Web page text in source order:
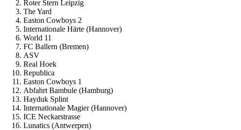
Roter Stern Leipzig
The Yard
Easton Cowboys 2
Internationale Härte (Hannover)
World 11
FC Ballern (Bremen)
ASV
Real Hoek
Republica
Easton Cowboys 1
Abfahrt Bambule (Hamburg)
Hayduk Splint
Internationale Magier (Hannover)
ICE Neckarstrasse
Lunatics (Antwerpen)